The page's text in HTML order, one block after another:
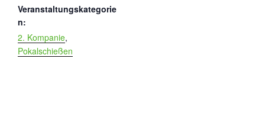
Veranstaltungskategorie
n:
2. Kompanie,
Pokalschießen